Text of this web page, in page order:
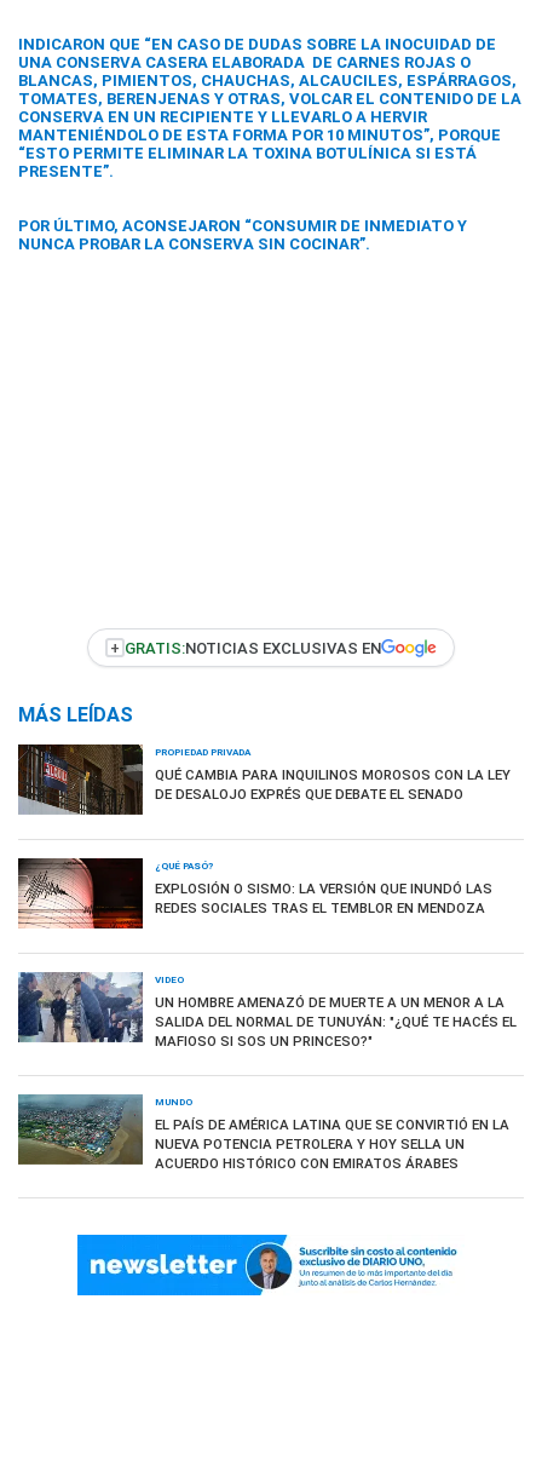
INDICARON QUE “EN CASO DE DUDAS SOBRE LA INOCUIDAD DE
UNA CONSERVA CASERA ELABORADA DE CARNES ROJAS O
BLANCAS, PIMIENTOS, CHAUCHAS, ALCAUCILES, ESPÁRRAGOS,
TOMATES, BERENJENAS Y OTRAS, VOLCAR EL CONTENIDO DE LA
CONSERVA EN UN RECIPIENTE Y LLEVARLO A HERVIR
MANTENIÉNDOLO DE ESTA FORMA POR 10 MINUTOS”, PORQUE
“ESTO PERMITE ELIMINAR LA TOXINA BOTULÍNICA SI ESTÁ
PRESENTE”.
POR ÚLTIMO, ACONSEJARON “CONSUMIR DE INMEDIATO Y
NUNCA PROBAR LA CONSERVA SIN COCINAR”.
+ GRATIS:NOTICIAS EXCLUSIVAS EN
MÁS LEÍDAS
PROPIEDAD PRIVADA
QUÉ CAMBIA PARA INQUILINOS MOROSOS CON LA LEY
DE DESALOJO EXPRÉS QUE DEBATE EL SENADO
¿QUÉ PASÓ?
EXPLOSIÓN O SISMO: LA VERSIÓN QUE INUNDÓ LAS
REDES SOCIALES TRAS EL TEMBLOR EN MENDOZA
VIDEO
UN HOMBRE AMENAZÓ DE MUERTE A UN MENOR A LA
SALIDA DEL NORMAL DE TUNUYÁN: "¿QUÉ TE HACÉS EL
MAFIOSO SI SOS UN PRINCESO?"
MUNDO
EL PAÍS DE AMÉRICA LATINA QUE SE CONVIRTIÓ EN LA
NUEVA POTENCIA PETROLERA Y HOY SELLA UN
ACUERDO HISTÓRICO CON EMIRATOS ÁRABES